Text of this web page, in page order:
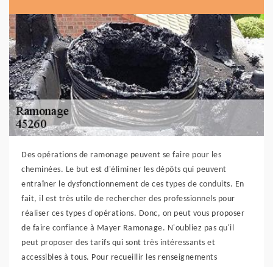
Des opérations de ramonage peuvent se faire pour les
cheminées. Le but est d'éliminer les dépôts qui peuvent
entraîner le dysfonctionnement de ces types de conduits. En
fait, il est très utile de rechercher des professionnels pour
réaliser ces types d'opérations. Donc, on peut vous proposer
de faire confiance à Mayer Ramonage. N'oubliez pas qu'il
peut proposer des tarifs qui sont très intéressants et
accessibles à tous. Pour recueillir les renseignements